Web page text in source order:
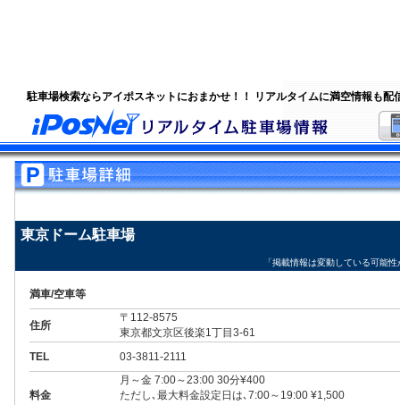
駐車場検索ならアイポスネットにおまかせ！！ リアルタイムに満空情報も配
東京ドーム駐車場
「掲載情報は変動している可能
満車/空車等
住所
〒112-8575
東京都文京区後楽1丁目3-61
TEL
03-3811-2111
料金
月～金 7:00～23:00 30分¥400
ただし､最大料金設定日は､7:00～19:00 ¥1,500